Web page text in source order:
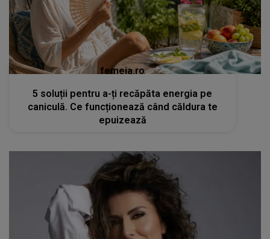
femeia.ro
5 soluții pentru a-ți recăpăta energia pe
caniculă. Ce funcționează când căldura te
epuizează